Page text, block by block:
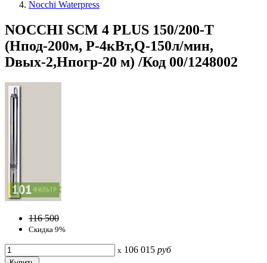
Nocchi Waterpress
NOCCHI SCM 4 PLUS 150/200-T
(Hпод-200м, P-4кВт,Q-150л/мин,
Dвых-2,Hпогр-20 м) /Код 00/1248002
116 500
Скидка 9%
x 106 015 руб